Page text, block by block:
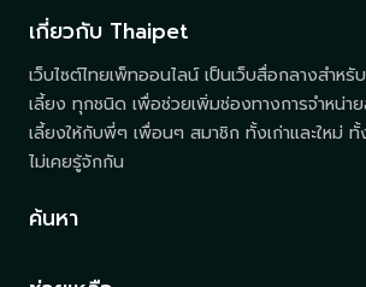
เกี่ยวกับ Thaipet
เว็บไซต์ไทยเพ็ทออนไลน์ เป็นเว็บสื่อกลางสำห
เลี้ยง ทุกชนิด เพื่อช่วยเพิ่มช่องทางการจำหน่า
เลี้ยงให้กับพี่ๆ เพื่อนๆ สมาชิก ทั้งเก่าและใหม่
ไม่เคยรู้จักกัน
ค้นหา